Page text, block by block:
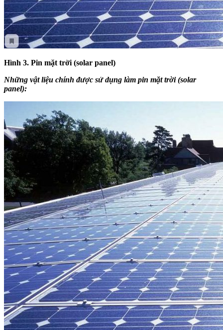
Hình 3. Pin mặt trời (solar panel)
Những vật liệu chính được sử dụng làm pin mặt trời (solar
panel):